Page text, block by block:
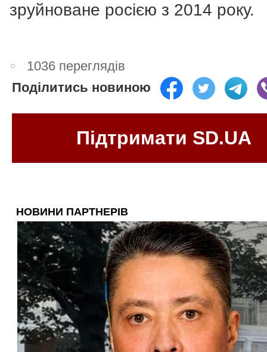
зруйноване росією з 2014 року.
1036 переглядів
Поділитись новиною
Підтримати SD.UA